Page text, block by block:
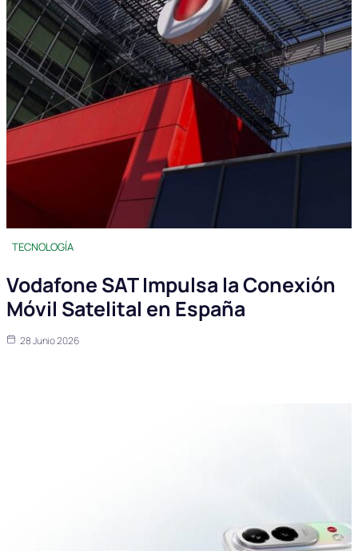
TECNOLOGÍA
Vodafone SAT Impulsa la Conexión
Móvil Satelital en España
28 Junio 2026